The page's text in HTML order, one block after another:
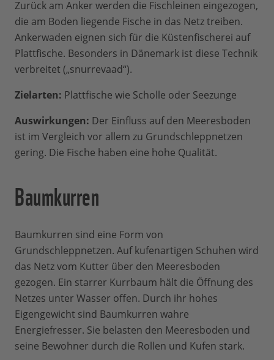
Zurück am Anker werden die Fischleinen eingezogen,
die am Boden liegende Fische in das Netz treiben.
Ankerwaden eignen sich für die Küstenfischerei auf
Plattfische. Besonders in Dänemark ist diese Technik
verbreitet („snurrevaad“).
Zielarten: Plattfische wie Scholle oder Seezunge
Auswirkungen: Der Einfluss auf den Meeresboden
ist im Vergleich vor allem zu Grundschleppnetzen
gering. Die Fische haben eine hohe Qualität.
Baumkurren
Baumkurren sind eine Form von
Grundschleppnetzen. Auf kufenartigen Schuhen wird
das Netz vom Kutter über den Meeresboden
gezogen. Ein starrer Kurrbaum hält die Öffnung des
Netzes unter Wasser offen. Durch ihr hohes
Eigengewicht sind Baumkurren wahre
Energiefresser. Sie belasten den Meeresboden und
seine Bewohner durch die Rollen und Kufen stark.